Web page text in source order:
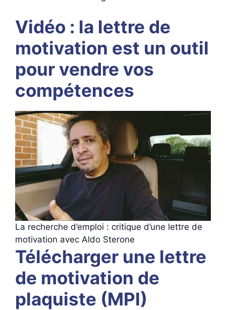
Vidéo : la lettre de
motivation est un outil
pour vendre vos
compétences
La recherche d’emploi : critique d’une lettre de
motivation avec Aldo Sterone
Télécharger une lettre
de motivation de
plaquiste (MPI)